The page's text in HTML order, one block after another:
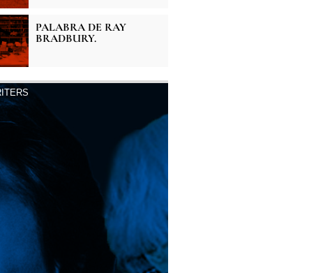
PALABRA DE RAY
BRADBURY.